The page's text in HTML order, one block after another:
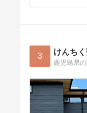
3 けんちく
鹿児島県